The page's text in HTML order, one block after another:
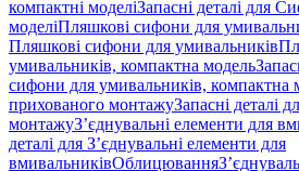
компактні моделіЗапасні деталі для
моделіПляшкові сифони для
Пляшкові сифони для умивальників
умивальників, компактна модель
сифони для умивальників, компактна
прихованого монтажуЗапасні деталі
монтажуЗ’єднувальні елементи для
деталі для З’єднувальні елементи для
вмивальниківОблицювання